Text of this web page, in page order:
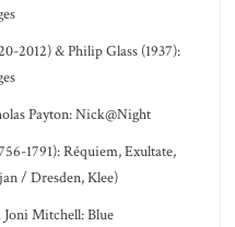
2012) & Philip Glass (1937):
Payton: Nick@Night
1791): Réquiem, Exultate,
/ Dresden, Klee)
Mitchell: Blue